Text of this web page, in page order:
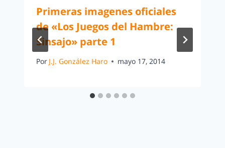
Primeras imagenes oficiales
de «Los Juegos del Hambre:
Sinsajo» parte 1
Por J.J. González Haro mayo 17, 2014